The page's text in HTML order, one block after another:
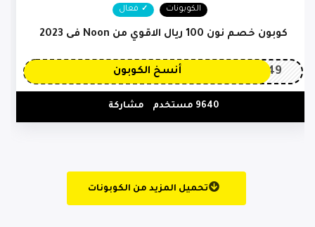
الكوبونات فعال
كوبون خصم نون 100 ريال الاقوي من Noon فى 2023
OP149 أنسخ الكوبون
9640 مستخدم مشاركة
تحميل المزيد من الكوبونات